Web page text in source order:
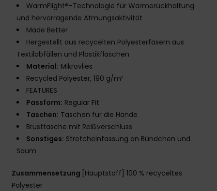
WarmFlight®-Technologie für Wärmerückhaltung
und hervorragende Atmungsaktivität
Made Better
Hergestellt aus recycelten Polyesterfasern aus
Textilabfällen und Plastikflaschen
Material: Mikrovlies
Recycled Polyester, 190 g/m²
FEATURES
Passform: Regular Fit
Taschen: Taschen für die Hände
Brusttasche mit Reißverschluss
Sonstiges: Stretcheinfassung an Bündchen und
Saum
Zusammensetzung [Hauptstoff] 100 % recyceltes
Polyester